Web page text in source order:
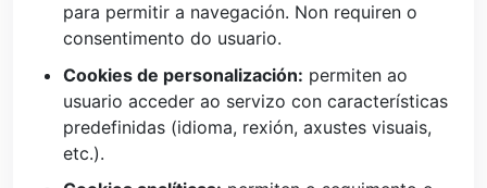
para permitir a navegación. Non requiren o
consentimento do usuario.
Cookies de personalización: permiten ao
usuario acceder ao servizo con características
predefinidas (idioma, rexión, axustes visuais,
etc.).